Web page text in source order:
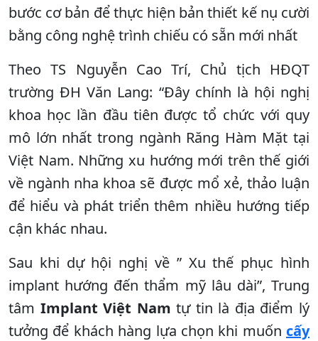
bước cơ bản để thực hiện bản thiết kế nụ cười
bằng công nghệ trình chiếu có sẵn mới nhất
Theo TS Nguyễn Cao Trí, Chủ tịch HĐQT
trường ĐH Văn Lang: “Đây chính là hội nghị
khoa học lần đầu tiên được tổ chức với quy
mô lớn nhất trong ngành Răng Hàm Mặt tại
Việt Nam. Những xu hướng mới trên thế giới
về ngành nha khoa sẽ được mổ xẻ, thảo luận
để hiểu và phát triển thêm nhiều hướng tiếp
cận khác nhau.
Sau khi dự hội nghị về ” Xu thế phục hình
implant hướng đến thẩm mỹ lâu dài”, Trung
tâm Implant Việt Nam tự tin là địa điểm lý
tưởng để khách hàng lựa chọn khi muốn cấy